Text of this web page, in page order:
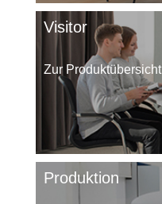
Visitor
Zur Produktübersicht
Produktion